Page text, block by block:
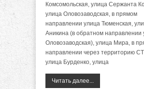
Комсомольская, улица Сержанта
улица Оловозаводская, в прямом
направлении улица Тюменская,
Аникина (в обратном направлении
Оловозаводская), улица Мира, в
направлении через территорию
улица Бурденко, улица
Читать далее...